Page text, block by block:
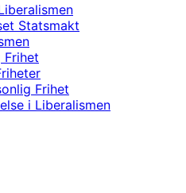
Statsmakt
Frihet
Frihet
i Liberalismen